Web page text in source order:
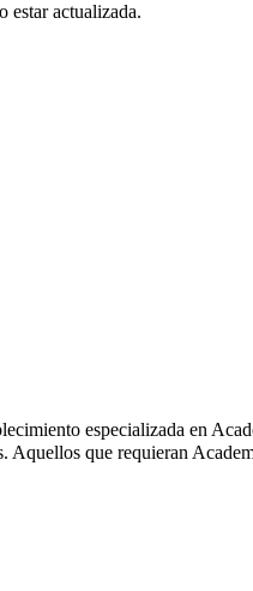
estar actualizada.
especializada en
Aquellos que requieran